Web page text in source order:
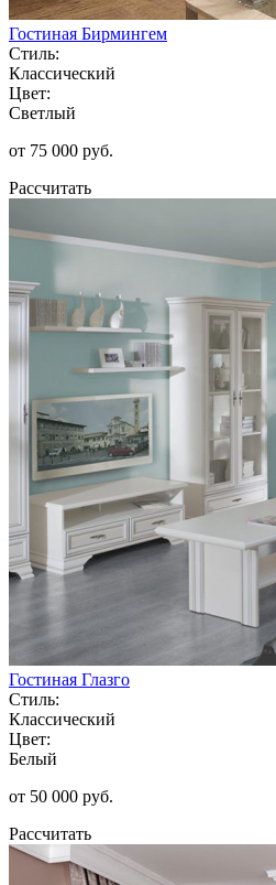
Гостиная Бирмингем
Стиль:
Классический
Цвет:
Светлый
от 75 000 руб.
Рассчитать
Гостиная Глазго
Стиль:
Классический
Цвет:
Белый
от 50 000 руб.
Рассчитать